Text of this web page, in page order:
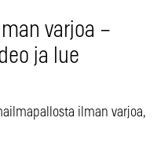
varjoa –
ja lue
ilman varjoa,